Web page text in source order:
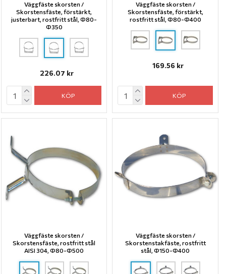
Väggfäste skorsten /
Skorstensfäste, förstärkt,
justerbart, rostfritt stål, Ф80-
Ф350
226.07 kr
KÖP
Väggfäste skorsten /
Skorstensfäste, förstärkt,
rostfritt stål, Ф80-Ф400
169.56 kr
KÖP
Väggfäste skorsten /
Skorstensfäste, rostfritt stål
AISI 304, Ф80-Ф500
Väggfäste skorsten /
Skorstenstakfäste, rostfritt
stål, Ф150-Ф400